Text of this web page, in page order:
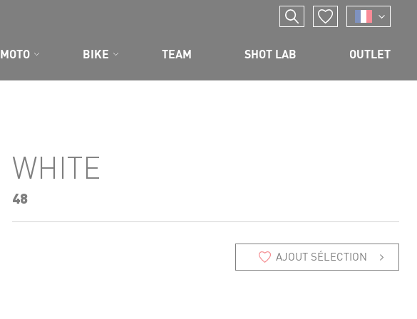
MOTO BIKE TEAM SHOT LAB OUTLET
WHITE
48
AJOUT SÉLECTION